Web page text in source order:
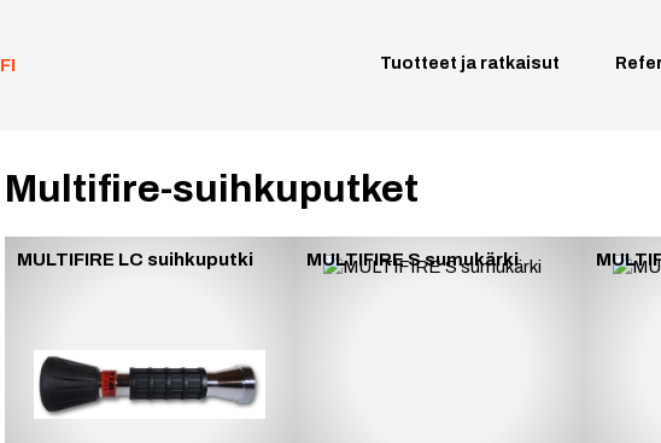
FI Tuotteet ja ratkaisut
Multifire-suihkuputket
MULTIFIRE LC suihkuputki MULTIFIRE S sumukärki